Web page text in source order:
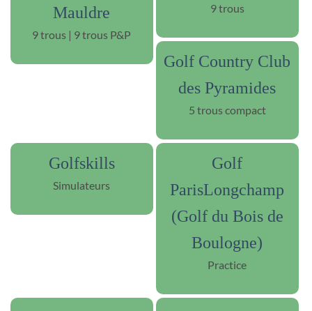
Mauldre
9 trous | 9 trous P&P
9 trous
Golf Country Club
des Pyramides
5 trous compact
Golfskills
Simulateurs
Golf
ParisLongchamp
(Golf du Bois de
Boulogne)
Practice